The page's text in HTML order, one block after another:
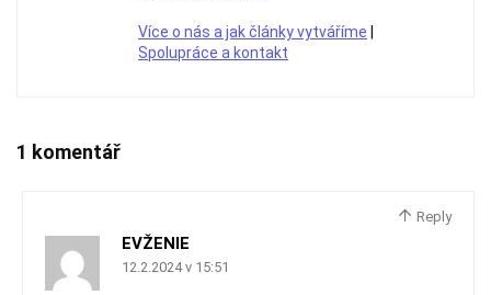
Více o nás a jak články vytváříme
Spolupráce a kontakt
1 komentář
Reply
EVŽENIE
12.2.2024 v 15:51